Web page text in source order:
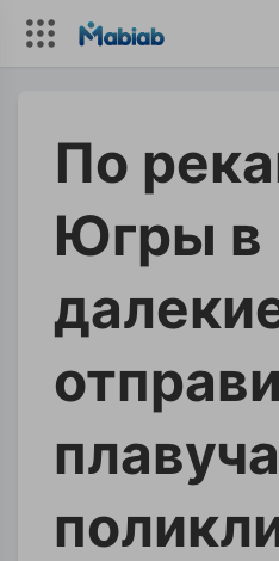
По
Югры в